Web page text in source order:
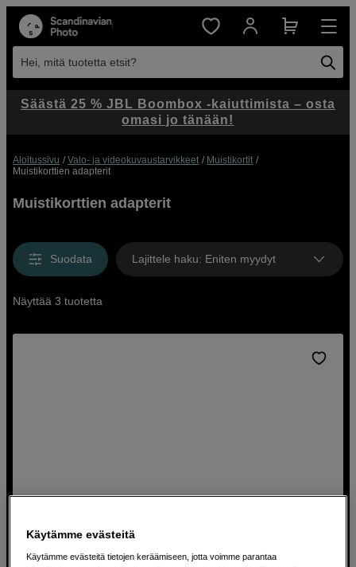
Hei, mitä tuotetta etsit?
Aloitussivu Valo- ja videokuvaustarvikkeet
Muistikortit
Muistikorttien adapterit
Muistikorttien adapterit
Suodata Lajittele haku: Eniten myydyt
Näyttää 3 tuotetta
Säästä 25 % JBL Boombox -kaiuttimista – osta
omasi jo tänään!
Käytämme evästeitä
Käytämme evästeitä tietojen keräämiseen, jotta voimme parantaa